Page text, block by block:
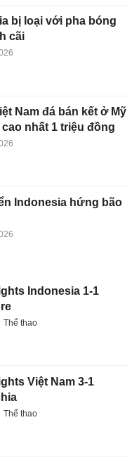
bị loại với pha bóng
cãi
Nam đá bán kết ở Mỹ
nhất 1 triệu đồng
Indonesia hứng bão
Indonesia 1-1
Thể thao
Việt Nam 3-1
Thể thao